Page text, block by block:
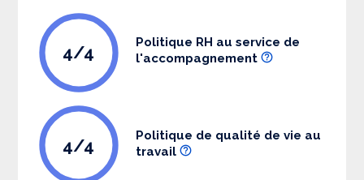
4/4
Politique RH au service de
l'accompagnement
4/4
Politique de qualité de vie au
travail